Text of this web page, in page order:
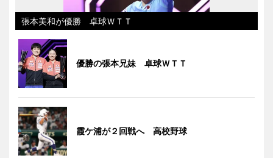
張本美和が優勝 卓球ＷＴＴ
優勝の張本兄妹 卓球ＷＴＴ
霞ケ浦が２回戦へ 高校野球